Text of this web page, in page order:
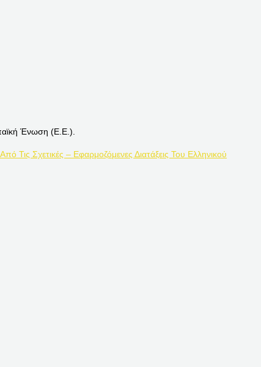
Ένωση (Ε.Ε.).
Τις Σχετικές – Εφαρμοζόμενες Διατάξεις Του Ελληνικού